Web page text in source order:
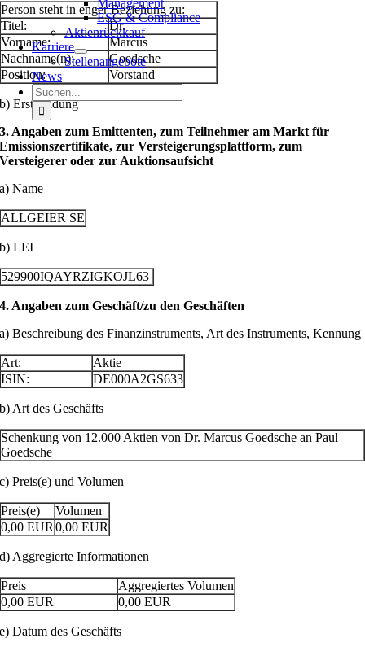
Management
ESG & Compliance
Aktienrückkauf
Karriere
Stellenangebote
News
Suche
nach:
Person steht in enger Beziehung zu:
Titel:
Dr.
Vorname:
Marcus
Nachname(n):
Goedsche
Position:
Vorstand
b) Erstmeldung
3. Angaben zum Emittenten, zum Teilnehmer am Markt für
Emissionszertifikate, zur Versteigerungsplattform, zum
Versteigerer oder zur Auktionsaufsicht
a) Name
ALLGEIER SE
b) LEI
529900IQAYRZIGKOJL63
4. Angaben zum Geschäft/zu den Geschäften
a) Beschreibung des Finanzinstruments, Art des Instruments, Kennung
Art:
Aktie
ISIN:
DE000A2GS633
b) Art des Geschäfts
Schenkung von 12.000 Aktien von Dr. Marcus Goedsche an Paul
Goedsche
c) Preis(e) und Volumen
Preis(e)
Volumen
0,00 EUR 0,00 EUR
d) Aggregierte Informationen
Preis
Aggregiertes Volumen
0,00 EUR 0,00 EUR
e) Datum des Geschäfts